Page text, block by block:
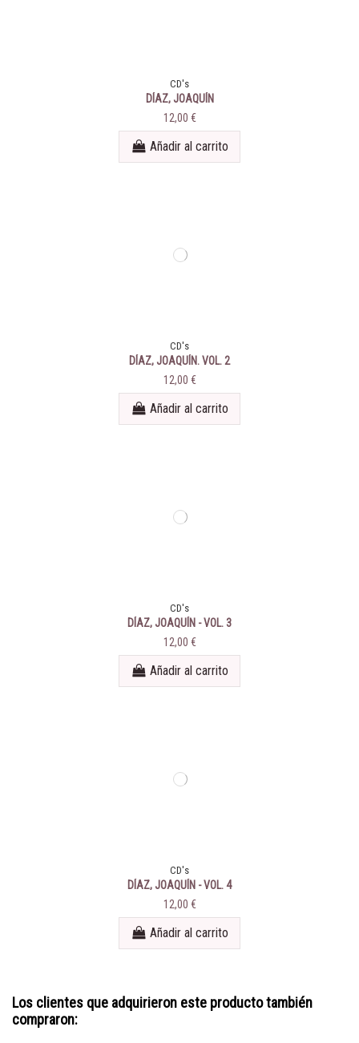
CD's
DÍAZ, JOAQUÍN
12,00 €
Añadir al carrito
CD's
DÍAZ, JOAQUÍN. VOL. 2
12,00 €
Añadir al carrito
CD's
DÍAZ, JOAQUÍN - VOL. 3
12,00 €
Añadir al carrito
CD's
DÍAZ, JOAQUÍN - VOL. 4
12,00 €
Añadir al carrito
Los clientes que adquirieron este producto también
compraron: